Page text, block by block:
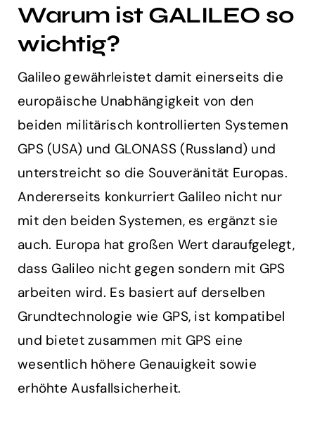
&
2G
Warum ist GALILEO so
wichtig?
Galileo gewährleistet damit einerseits die
europäische Unabhängigkeit von den
beiden militärisch kontrollierten Systemen
GPS (USA) und GLONASS (Russland) und
unterstreicht so die Souveränität Europas.
Andererseits konkurriert Galileo nicht nur
mit den beiden Systemen, es ergänzt sie
auch. Europa hat großen Wert daraufgelegt,
dass Galileo nicht gegen sondern mit GPS
arbeiten wird. Es basiert auf derselben
Grundtechnologie wie GPS, ist kompatibel
und bietet zusammen mit GPS eine
wesentlich höhere Genauigkeit sowie
erhöhte Ausfallsicherheit.